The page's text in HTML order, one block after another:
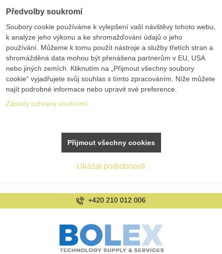
Předvolby soukromí
Soubory cookie používáme k vylepšení vaší návštěvy tohoto webu,
k analýze jeho výkonu a ke shromažďování údajů o jeho
používání. Můžeme k tomu použít nástroje a služby třetích stran a
shromážděná data mohou být přenášena partnerům v EU, USA
nebo jiných zemích. Kliknutím na „Přijmout všechny soubory
cookie“ vyjadřujete svůj souhlas s tímto zpracováním. Níže můžete
najít podrobné informace nebo upravit své preference.
Zásady ochrany soukromí
Ukázat podrobnosti
Přijmout všechny cookies